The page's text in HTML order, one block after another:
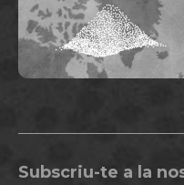
Subscriu-te a la